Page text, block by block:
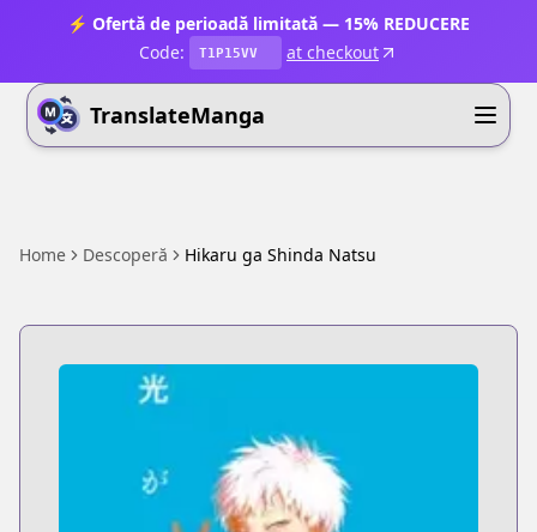
⚡ Ofertă de perioadă limitată — 15% REDUCERE
Code:
T1P15VV at checkout
TranslateManga
Home Descoperă Hikaru ga Shinda Natsu